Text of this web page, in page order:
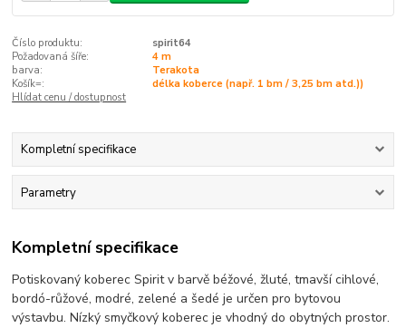
Číslo produktu:
spirit64
Požadovaná šíře:
4 m
barva:
Terakota
Košík=:
délka koberce (např. 1 bm / 3,25 bm atd.))
Hlídat cenu / dostupnost
Kompletní specifikace
Parametry
Kompletní specifikace
Potiskovaný koberec Spirit v barvě béžové, žluté, tmavší cihlové,
bordó-růžové, modré, zelené a šedé je určen pro bytovou
výstavbu. Nízký smyčkový koberec je vhodný do obytných prostor.